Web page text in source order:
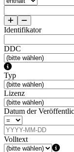
Identifikator
DDC
Typ
Lizenz
Datum der
Volltext